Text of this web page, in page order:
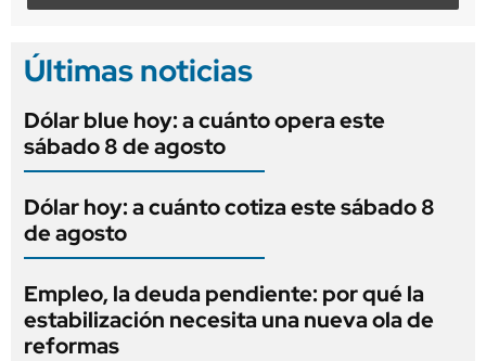
Últimas noticias
Dólar blue hoy: a cuánto opera este
sábado 8 de agosto
Dólar hoy: a cuánto cotiza este sábado 8
de agosto
Empleo, la deuda pendiente: por qué la
estabilización necesita una nueva ola de
reformas